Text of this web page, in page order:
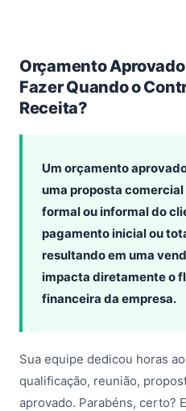
Orçamento Aprovado
Fazer Quando o
Receita?
Um orçamento
uma proposta
formal ou informal do
pagamento inicial ou
resultando em uma
impacta diretamente o
financeira da empresa.
Sua equipe dedicou horas
qualificação, reunião,
aprovado. Parabéns, certo?